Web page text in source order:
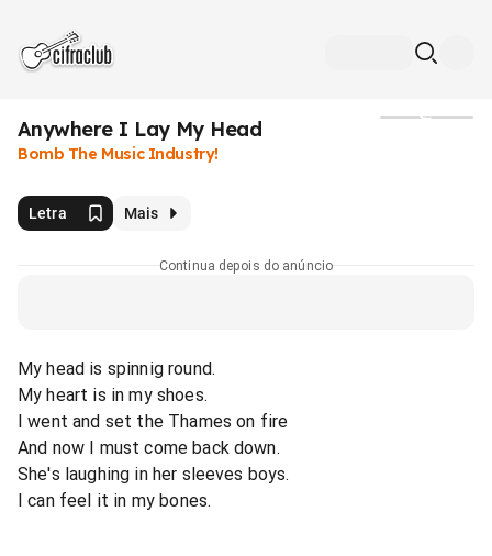
Anywhere I Lay My Head
Bomb The Music Industry!
Letra Mais
Continua depois do anúncio
My head is spinnig round.
My heart is in my shoes.
I went and set the Thames on fire
And now I must come back down.
She's laughing in her sleeves boys.
I can feel it in my bones.